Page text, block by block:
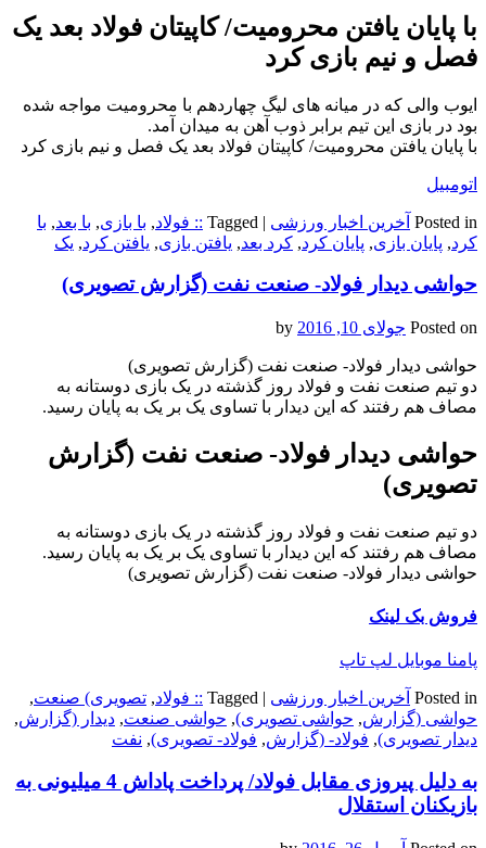
با پایان یافتن محرومیت/ کاپیتان فولاد بعد یک
فصل و نیم بازی کرد
ایوب والی که در میانه های لیگ چهاردهم با محرومیت مواجه شده
بود در بازی این تیم برابر ذوب آهن به میدان آمد.
با پایان یافتن محرومیت/ کاپیتان فولاد بعد یک فصل و نیم بازی کرد
اتومبیل
Posted in آخرین اخبار ورزشی |
Tagged :: فولاد, با بازی, با بعد, با
کرد, پایان بازی, پایان کرد, کرد بعد, یافتن بازی, یافتن کرد, یک
حواشی دیدار فولاد- صنعت نفت (گزارش تصویری)
Posted on جولای 10, 2016
حواشی دیدار فولاد- صنعت نفت (گزارش تصویری)
دو تیم صنعت نفت و فولاد روز گذشته در یک بازی دوستانه به
مصاف هم رفتند که این دیدار با تساوی یک بر یک به پایان رسید.
حواشی دیدار فولاد- صنعت نفت (گزارش
تصویری)
دو تیم صنعت نفت و فولاد روز گذشته در یک بازی دوستانه به
مصاف هم رفتند که این دیدار با تساوی یک بر یک به پایان رسید.
حواشی دیدار فولاد- صنعت نفت (گزارش تصویری)
فروش بک لینک
پامنا موبایل لپ تاپ
Posted in آخرین اخبار ورزشی Tagged :: فولاد, تصویری) صنعت,
حواشی (گزارش, حواشی تصویری), حواشی صنعت, دیدار (گزارش,
دیدار تصویری), فولاد- (گزارش, فولاد- تصویری), نفت
به دلیل پیروزی مقابل فولاد/ پرداخت پاداش 4 میلیونی به
بازیکنان استقلال